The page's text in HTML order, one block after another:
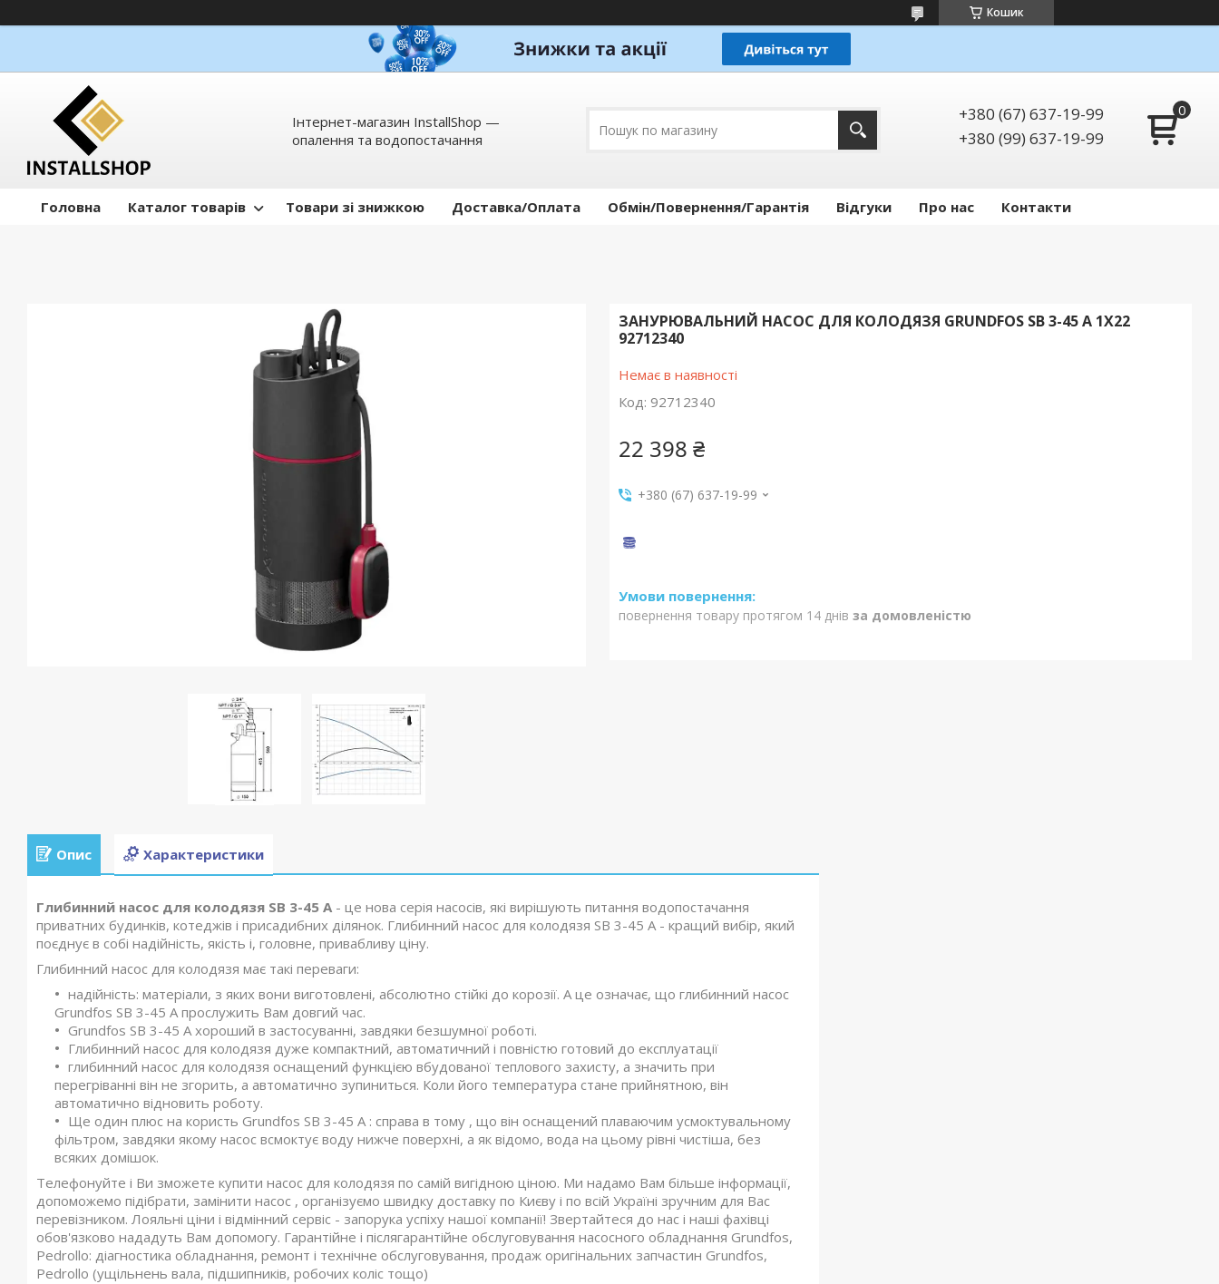
Кошик
Інтернет-магазин InstallShop —
опалення та водопостачання
+380 (67) 637-19-99
+380 (99) 637-19-99
Головна Каталог товарів Товари зі знижкою Доставка/Оплата Обмін/Повернення/Гарантія Відгуки Про нас Контакти
ЗАНУРЮВАЛЬНИЙ НАСОС ДЛЯ КОЛОДЯЗЯ GRUNDFOS SB 3-45 A 1X22
92712340
Немає в наявності
Код: 92712340
22 398 ₴
+380 (67) 637-19-99
повернення товару протягом 14 днів за домовленістю
Опис Характеристики
Глибинний насос для колодязя SB 3-45 A - це нова серія насосів, які вирішують питання водопостачання
приватних будинків, котеджів і присадибних ділянок. Глибинний насос для колодязя SB 3-45 A - кращий вибір, який
поєднує в собі надійність, якість і, головне, привабливу ціну.
Глибинний насос для колодязя має такі переваги:
надійність: матеріали, з яких вони виготовлені, абсолютно стійкі до корозії. А це означає, що глибинний насос
Grundfos SB 3-45 A прослужить Вам довгий час.
Grundfos SB 3-45 A хороший в застосуванні, завдяки безшумної роботі.
Глибинний насос для колодязя дуже компактний, автоматичний і повністю готовий до експлуатації
глибинний насос для колодязя оснащений функцією вбудованої теплового захисту, а значить при
перегріванні він не згорить, а автоматично зупиниться. Коли його температура стане прийнятною, він
автоматично відновить роботу.
Ще один плюс на користь Grundfos SB 3-45 A : справа в тому , що він оснащений плаваючим усмоктувальному
фільтром, завдяки якому насос всмоктує воду нижче поверхні, а як відомо, вода на цьому рівні чистіша, без
всяких домішок.
Телефонуйте і Ви зможете купити насос для колодязя по самій вигідною ціною. Ми надамо Вам більше інформації,
допоможемо підібрати, замінити насос , організуємо швидку доставку по Києву і по всій Україні зручним для Вас
перевізником. Лояльні ціни і відмінний сервіс - запорука успіху нашої компанії! Звертайтеся до нас і наші фахівці
обов'язково нададуть Вам допомогу. Гарантійне і післягарантійне обслуговування насосного обладнання Grundfos,
Pedrollo: діагностика обладнання, ремонт і технічне обслуговування, продаж оригінальних запчастин Grundfos,
Pedrollo (ущільнень вала, підшипників, робочих коліс тощо)